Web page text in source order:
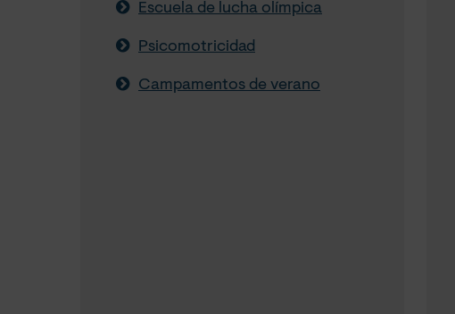
Escuela de lucha olímpica
Psicomotricidad
Campamentos de verano